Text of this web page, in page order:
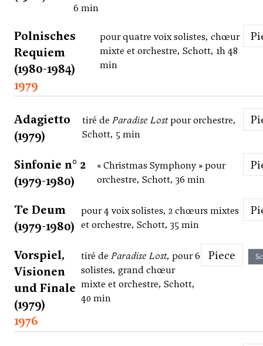
6 min
Polnisches
Requiem
(1980-1984)
pour quatre voix solistes, chœur
mixte et orchestre, Schott, 1h 48
min
1979
Adagietto
(1979)
tiré de Paradise Lostpour orchestre,
Schott, 5 min
Sinfonie n° 2
(1979-1980)
« Christmas Symphony » pour
orchestre, Schott, 36 min
Te Deum
(1979-1980)
pour 4 voix solistes, 2 chœurs mixtes
et orchestre, Schott, 35 min
Vorspiel,
Visionen
und Finale
(1979)
tiré deParadise Lost, pour 6
solistes, grand chœur
mixte et orchestre, Schott,
40 min
Piece
1976